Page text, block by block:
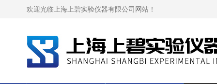
欢迎光临上海上碧实验仪器有限公司网站！